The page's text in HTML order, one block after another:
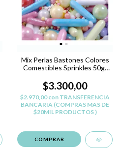
Mix Perlas Bastones Colores
Comestibles Sprinkles 50gr
$3.300,00
$2.970,00con TRANSFERENCIA
BANCARIA (COMPRAS MAS DE
$20MIL PRODUCTOS )